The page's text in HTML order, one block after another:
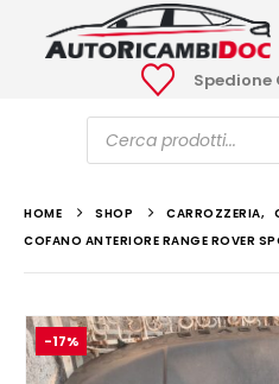
Ricerca
prodotti
HOME SHOP CARROZZERIA,
COFANO ANTERIORE RANGE ROVER
-17%